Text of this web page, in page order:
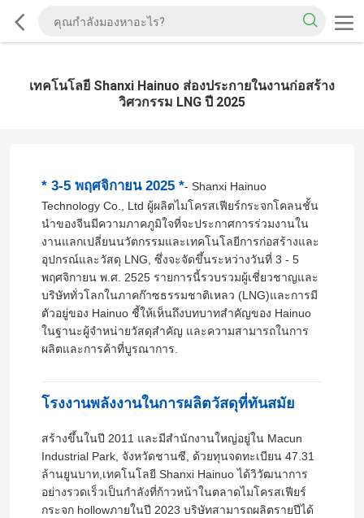
เทคโนโลยี Shanxi Hainuo ส่องประกายในงานก่อสร้าง
วิศวกรรม LNG ปี 2025
* 3-5 พฤศจิกายน 2025 *- Shanxi Hainuo
Technology Co., Ltd ผู้ผลิตไมโครสเฟียร์กระจกโคลนชั้น
นําของจีนมีความภาคภูมิใจที่จะประกาศการร่วมงานใน
งานแลกเปลี่ยนนวัตกรรมและเทคโนโลยีการก่อสร้างและ
อุปกรณ์และวัสดุ LNG, ซึ่งจะจัดขึ้นระหว่างวันที่ 3 - 5
พฤศจิกายน พ.ศ. 2525 รายการนี้รวบรวมผู้เชี่ยวชาญและ
บริษัททั่วโลกในภาคก๊าซธรรมชาติเหลว (LNG)และการมี
ตัวอยู่ของ Hainuo ชี้ให้เห็นถึงบทบาทสําคัญของ Hainuo
ในฐานะผู้จําหน่ายวัสดุสําคัญ และความสามารถในการ
ผลิตและการค้าที่บูรณาการ.
โรงงานพลังงานในการผลิตวัสดุที่ทันสมัย
สร้างขึ้นในปี 2011 และมีสํานักงานใหญ่อยู่ใน Macun
Industrial Park, จังหวัดชานซี, ด้วยทุนจดทะเบียน 47.31
ล้านยูนบาท,เทคโนโลยี Shanxi Hainuo ได้วิวัฒนาการ
อย่างรวดเร็วเป็นกําลังที่ก้าวหน้าในตลาดไมโครสเฟียร์
กระจก hollowภายในปี 2023 บริษัทสามารถผลิตรายปีได้